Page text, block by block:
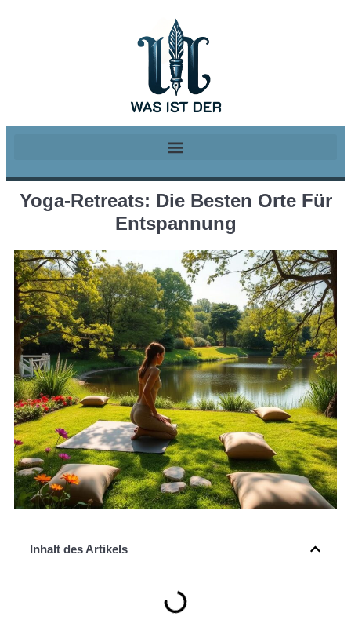
Yoga-Retreats: Die Besten Orte Für
Entspannung
Inhalt des Artikels